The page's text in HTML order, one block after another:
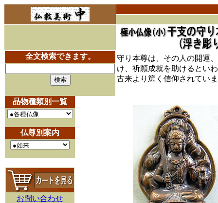
全文検索できます。
品物種類別一覧
仏尊別案内
お問い合わせ
守り本尊は、その人の開運
け、祈願成就を助けるとい
古来より篤く信仰されてい